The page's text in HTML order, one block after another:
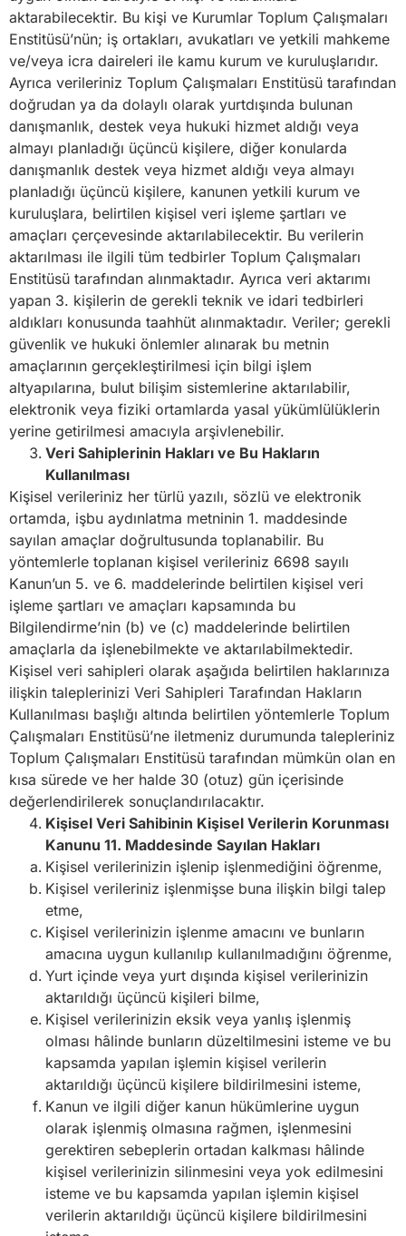
aktarabilecektir. Bu kişi ve Kurumlar Toplum Çalışmaları
Enstitüsü’nün; iş ortakları, avukatları ve yetkili mahkeme
ve/veya icra daireleri ile kamu kurum ve kuruluşlarıdır.
Ayrıca verileriniz Toplum Çalışmaları Enstitüsü tarafından
doğrudan ya da dolaylı olarak yurtdışında bulunan
danışmanlık, destek veya hukuki hizmet aldığı veya
almayı planladığı üçüncü kişilere, diğer konularda
danışmanlık destek veya hizmet aldığı veya almayı
planladığı üçüncü kişilere, kanunen yetkili kurum ve
kuruluşlara, belirtilen kişisel veri işleme şartları ve
amaçları çerçevesinde aktarılabilecektir. Bu verilerin
aktarılması ile ilgili tüm tedbirler Toplum Çalışmaları
Enstitüsü tarafından alınmaktadır. Ayrıca veri aktarımı
yapan 3. kişilerin de gerekli teknik ve idari tedbirleri
aldıkları konusunda taahhüt alınmaktadır. Veriler; gerekli
güvenlik ve hukuki önlemler alınarak bu metnin
amaçlarının gerçekleştirilmesi için bilgi işlem
altyapılarına, bulut bilişim sistemlerine aktarılabilir,
elektronik veya fiziki ortamlarda yasal yükümlülüklerin
yerine getirilmesi amacıyla arşivlenebilir.
Veri Sahiplerinin Hakları ve Bu Hakların
Kullanılması
Kişisel verileriniz her türlü yazılı, sözlü ve elektronik
ortamda, işbu aydınlatma metninin 1. maddesinde
sayılan amaçlar doğrultusunda toplanabilir. Bu
yöntemlerle toplanan kişisel verileriniz 6698 sayılı
Kanun’un 5. ve 6. maddelerinde belirtilen kişisel veri
işleme şartları ve amaçları kapsamında bu
Bilgilendirme’nin (b) ve (c) maddelerinde belirtilen
amaçlarla da işlenebilmekte ve aktarılabilmektedir.
Kişisel veri sahipleri olarak aşağıda belirtilen haklarınıza
ilişkin taleplerinizi Veri Sahipleri Tarafından Hakların
Kullanılması başlığı altında belirtilen yöntemlerle Toplum
Çalışmaları Enstitüsü’ne iletmeniz durumunda talepleriniz
Toplum Çalışmaları Enstitüsü tarafından mümkün olan en
kısa sürede ve her halde 30 (otuz) gün içerisinde
değerlendirilerek sonuçlandırılacaktır.
Kişisel Veri Sahibinin Kişisel Verilerin Korunması
Kanunu 11. Maddesinde Sayılan Hakları
Kişisel verilerinizin işlenip işlenmediğini öğrenme,
Kişisel verileriniz işlenmişse buna ilişkin bilgi talep
etme,
Kişisel verilerinizin işlenme amacını ve bunların
amacına uygun kullanılıp kullanılmadığını öğrenme,
Yurt içinde veya yurt dışında kişisel verilerinizin
aktarıldığı üçüncü kişileri bilme,
Kişisel verilerinizin eksik veya yanlış işlenmiş
olması hâlinde bunların düzeltilmesini isteme ve bu
kapsamda yapılan işlemin kişisel verilerin
aktarıldığı üçüncü kişilere bildirilmesini isteme,
Kanun ve ilgili diğer kanun hükümlerine uygun
olarak işlenmiş olmasına rağmen, işlenmesini
gerektiren sebeplerin ortadan kalkması hâlinde
kişisel verilerinizin silinmesini veya yok edilmesini
isteme ve bu kapsamda yapılan işlemin kişisel
verilerin aktarıldığı üçüncü kişilere bildirilmesini